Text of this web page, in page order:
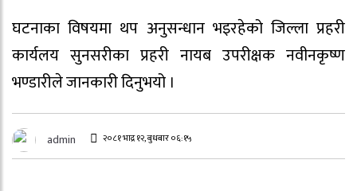
घटनाका विषयमा थप अनुसन्धान भइरहेको जिल्ला प्रहरी
कार्यलय सुनसरीका प्रहरी नायब उपरीक्षक नवीनकृष्ण
भण्डारीले जानकारी दिनुभयो ।
admin २०८१ भाद्र १२, बुधबार ०६:१५